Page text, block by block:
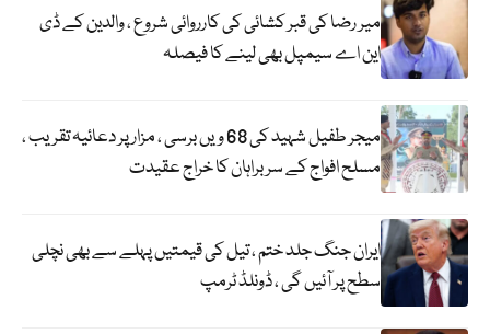
میر رضا کی قبر کشائی کی کارروائی شروع ، والدین کے ڈی
این اے سیمپل بھی لینے کا فیصلہ
میجر طفیل شہید کی 68 ویں برسی ، مزار پر دعائیہ تقریب ،
مسلح افواج کے سربراہان کا خراج عقیدت
ایران جنگ جلد ختم ، تیل کی قیمتیں پہلے سے بھی نچلی
سطح پر آئیں گی ، ڈونلڈ ٹرمپ